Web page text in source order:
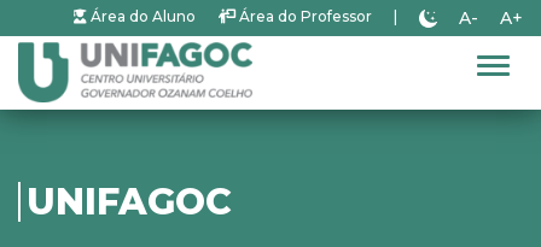
Área do Aluno Área do Professor A- A+
UNIFAGOC